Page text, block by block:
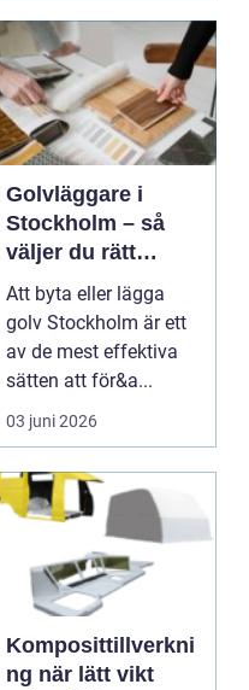
Golvläggare i
Stockholm – så
väljer du rätt
expert för ditt golv
Att byta eller lägga
golv Stockholm är ett
av de mest effektiva
sätten att för&a...
03 juni 2026
Komposittillverkni
ng när lätt vikt